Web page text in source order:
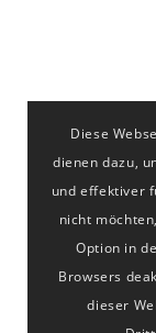
Diese
dienen dazu,
und effektiver
nicht
Option in
Browsers
dieser